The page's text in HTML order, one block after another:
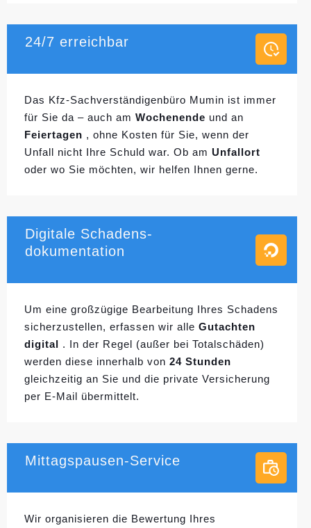
24/7 erreichbar
Das Kfz-Sachverständigenbüro Mumin ist immer
für Sie da – auch am Wochenende und an
Feiertagen , ohne Kosten für Sie, wenn der
Unfall nicht Ihre Schuld war. Ob am Unfallort
oder wo Sie möchten, wir helfen Ihnen gerne.
Digitale Schadens-
dokumentation
Um eine großzügige Bearbeitung Ihres Schadens
sicherzustellen, erfassen wir alle Gutachten
digital . In der Regel (außer bei Totalschäden)
werden diese innerhalb von 24 Stunden
gleichzeitig an Sie und die private Versicherung
per E-Mail übermittelt.
Mittagspausen-Service
Wir organisieren die Bewertung Ihres